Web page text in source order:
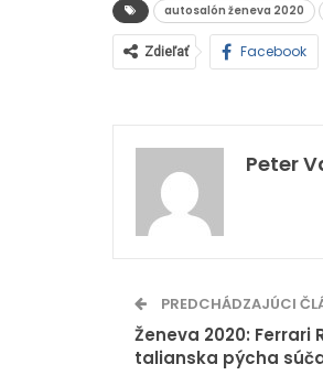
autosalón ženeva 2020
Zdieľať Facebook
Peter
PREDCHÁDZAJÚCI
Ženeva 2020: Ferrari
talianska pýcha